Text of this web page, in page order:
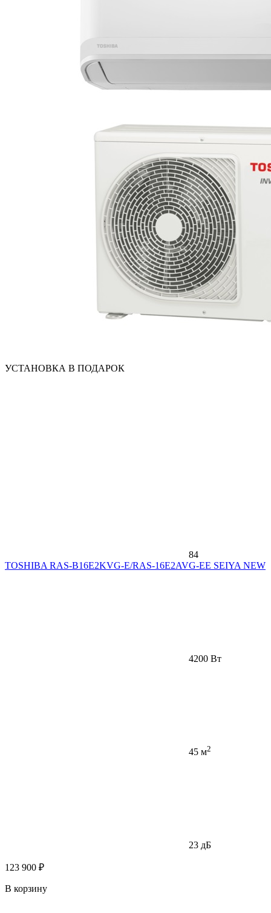
УСТАНОВКА В ПОДАРОК
84
TOSHIBA RAS-B16E2KVG-E/RAS-16E2AVG-EE SEIYA NEW
4200 Вт
45 м2
23 дБ
123 900 ₽
В корзину